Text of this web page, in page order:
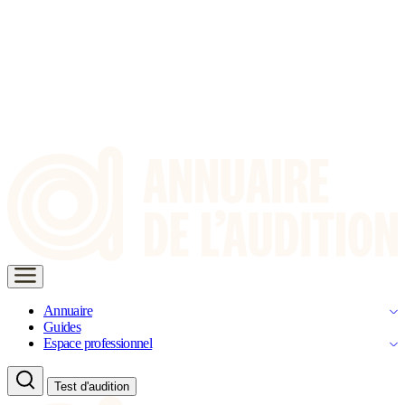
Annuaire
Guides
Espace professionnel
Test d'audition